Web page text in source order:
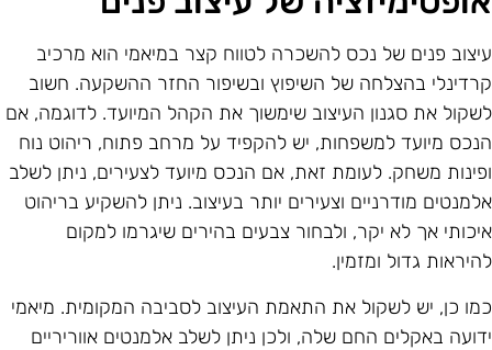
פנים של נכס להשכרה לטווח קצר במיאמי הוא מרכיב
בהצלחה של השיפוץ ובשיפור החזר ההשקעה. חשוב
את סגנון העיצוב שימשוך את הקהל המיועד. לדוגמה, אם
מיועד למשפחות, יש להקפיד על מרחב פתוח, ריהוט נוח
משחק. לעומת זאת, אם הנכס מיועד לצעירים, ניתן לשלב
מודרניים וצעירים יותר בעיצוב. ניתן להשקיע בריהוט
אך לא יקר, ולבחור צבעים בהירים שיגרמו למקום
גדול ומזמין.
כן, יש לשקול את התאמת העיצוב לסביבה המקומית. מיאמי
באקלים החם שלה, ולכן ניתן לשלב אלמנטים אווריריים